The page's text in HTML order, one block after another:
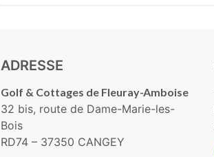
ADRESSE
Golf & Cottages de Fleuray-Amboise
32 bis, route de Dame-Marie-les-
Bois
RD74 – 37350 CANGEY